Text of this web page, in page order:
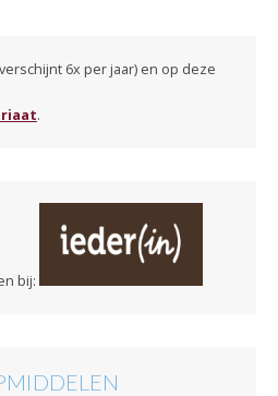
6x per jaar) en op deze
.
bij: